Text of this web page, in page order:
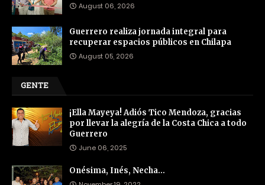
August 06, 2026
Guerrero realiza jornada integral para
recuperar espacios públicos en Chilapa
August 05, 2026
GENTE
¡Ella Mayeya! Adiós Tico Mendoza, gracias
por llevar la alegría de la Costa Chica a todo
Guerrero
June 06, 2025
Onésima, Inés, Necha…